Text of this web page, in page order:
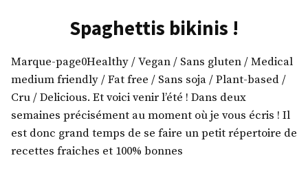
Spaghettis bikinis !
Marque-page0Healthy / Vegan / Sans gluten / Medical
medium friendly / Fat free / Sans soja / Plant-based /
Cru / Delicious. Et voici venir l’été ! Dans deux
semaines précisément au moment où je vous écris ! Il
est donc grand temps de se faire un petit répertoire de
recettes fraiches et 100% bonnes